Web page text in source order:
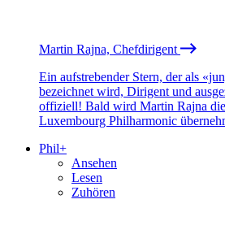
Martin Rajna, Chefdirigent
Ein aufstrebender Stern, der als
bezeichnet wird, Dirigent und
offiziell! Bald wird Martin Rajna
Luxembourg Philharmonic
Phil+
Ansehen
Lesen
Zuhören